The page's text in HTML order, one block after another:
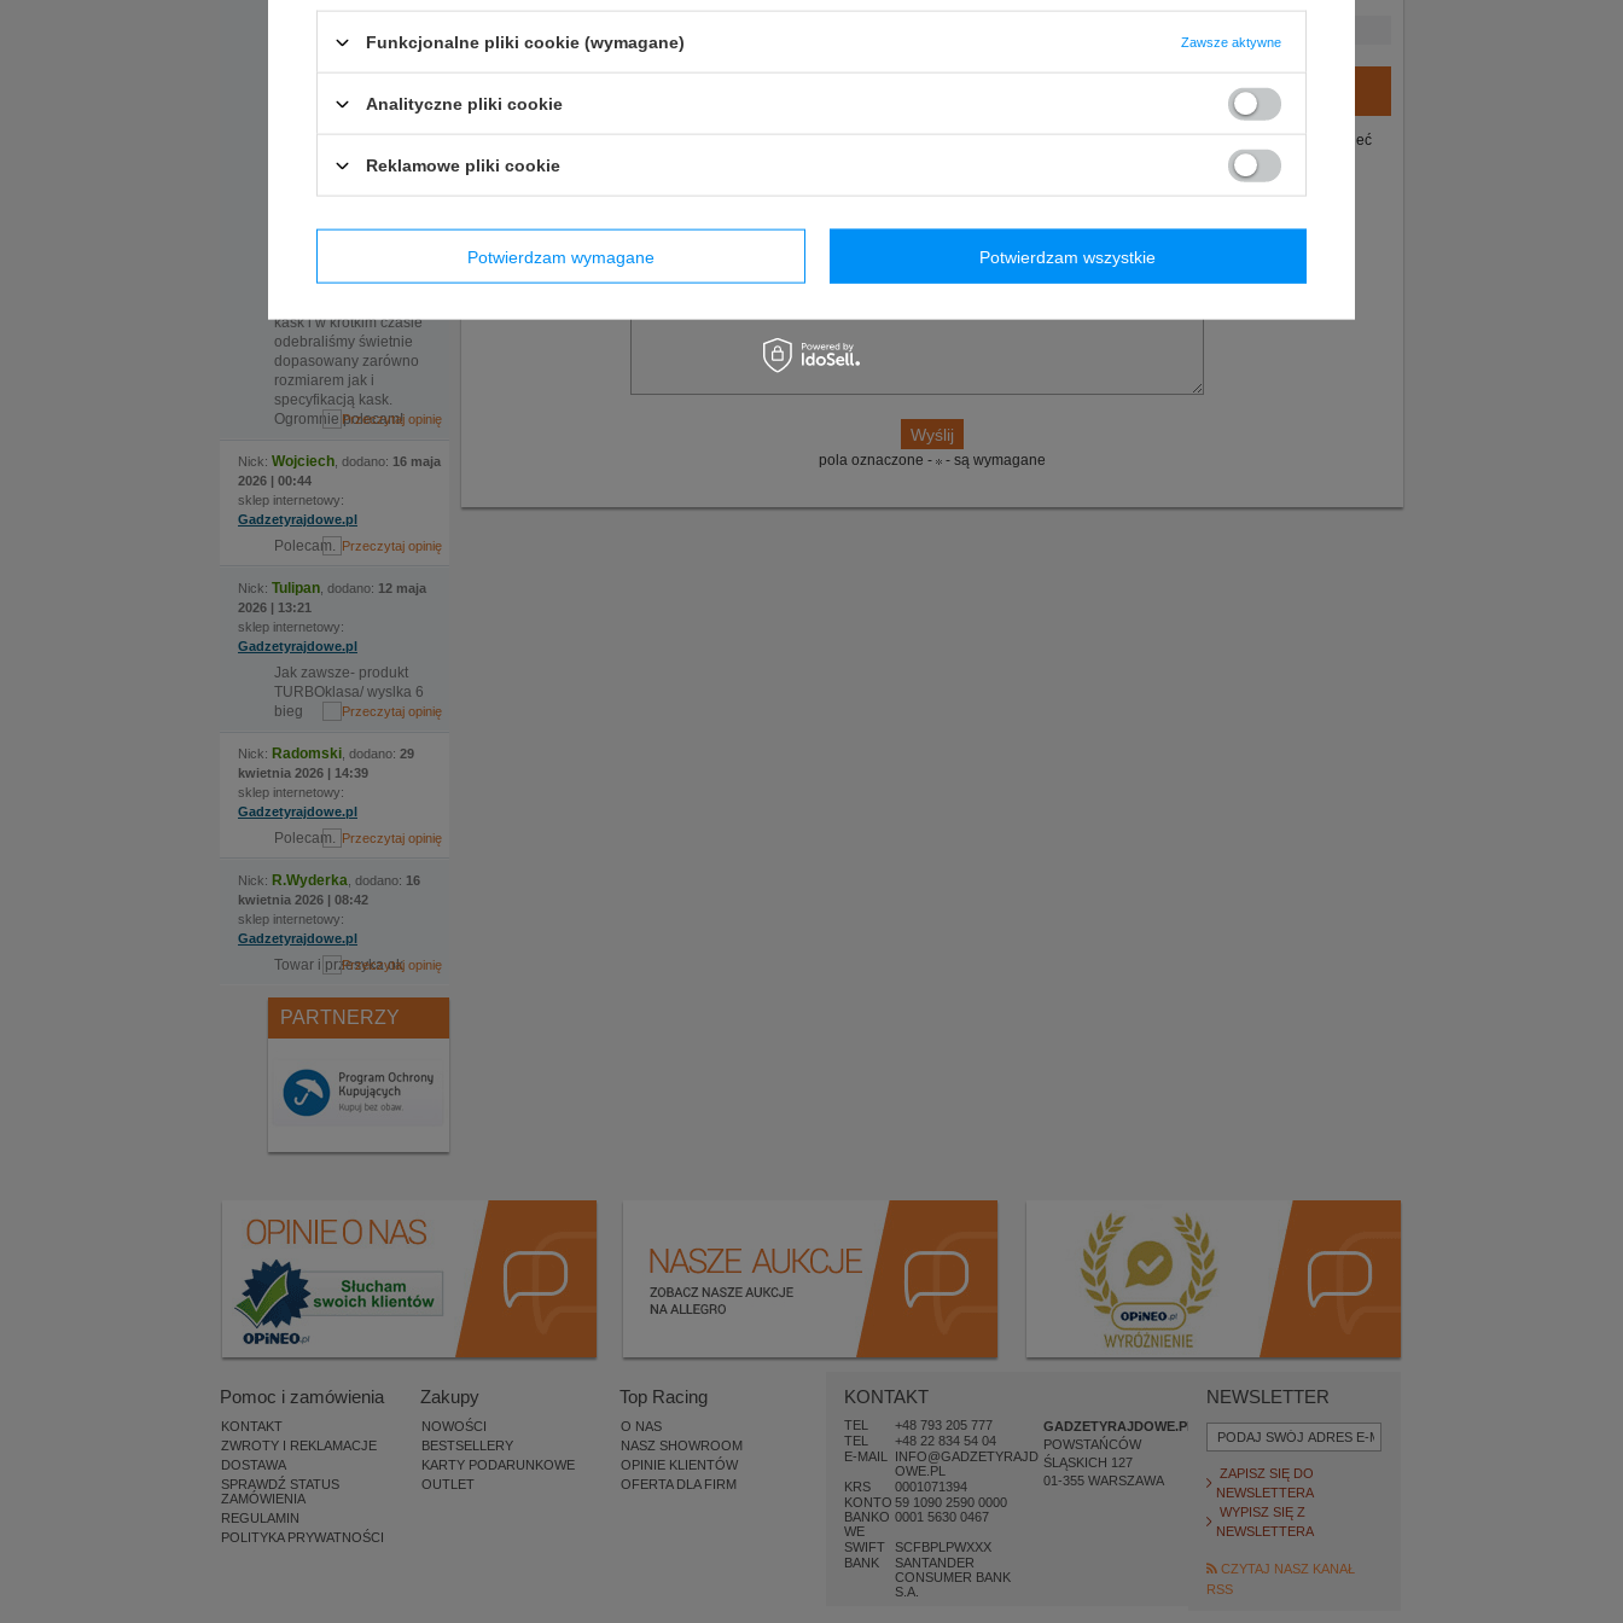
zasługuje bardzo
pomocna obsługa.
Ekspedientka sama
okazało się kluczowe.
dwóch rozmiarach, ale
zauważyła że certyfikat
zmiany modelu, po
kask i w krótkim czasie
odebraliśmy świetnie
dopasowany zarówno
rozmiarem jak i
specyfikacją kask.
Ogromnie polecam!
Nick: Wojciech , dodano: 16 maja
2026 | 00:44
sklep internetowy:
Gadzetyrajdowe.pl
Polecam.
Nick: Tulipan , dodano: 12 maja
2026 | 13:21
sklep internetowy:
Gadzetyrajdowe.pl
Jak zawsze- produkt
TURBOklasa/ wyslka 6
bieg
Nick: Radomski , dodano: 29
kwietnia 2026 | 14:39
sklep internetowy:
Gadzetyrajdowe.pl
Polecam.
Nick: R.Wyderka , dodano: 16
kwietnia 2026 | 08:42
sklep internetowy:
Gadzetyrajdowe.pl
Towar i przesyka ok
PARTNERZY
Opinie (0)
Jeżeli powyższy opis jest dla Ciebie niewystarczający, prześlij nam swoje pytanie odnośnie tego produktu. Postaramy się odpowiedzieć
tak szybko jak tylko będzie to możliwe.
Pytanie:
pola oznaczone - - są wymagane
Pomoc i zamówienia
KONTAKT
ZWROTY I REKLAMACJE
DOSTAWA
SPRAWDŹ STATUS
ZAMÓWIENIA
REGULAMIN
POLITYKA PRYWATNOŚCI
Zakupy
NOWOŚCI
BESTSELLERY
KARTY PODARUNKOWE
OUTLET
Top Racing
O NAS
NASZ SHOWROOM
OPINIE KLIENTÓW
OFERTA DLA FIRM
KONTAKT
TEL
+48 793 205 777
TEL
+48 22 834 54 04
E-MAIL
INFO@GADZETYRAJD
OWE.PL
KRS
0001071394
KONTO
BANKO
WE
59 1090 2590 0000
0001 5630 0467
SWIFT
SCFBPLPWXXX
BANK
SANTANDER
CONSUMER BANK
S.A.
GADZETYRAJDOWE.PL
POWSTAŃCÓW
ŚLĄSKICH 127
01-355 WARSZAWA
NEWSLETTER
ZAPISZ SIĘ DO
NEWSLETTERA
WYPISZ SIĘ Z
NEWSLETTERA
CZYTAJ NASZ KANAŁ
RSS
Funkcjonalne pliki cookie (wymagane) Zawsze aktywne
Analityczne pliki cookie
Reklamowe pliki cookie
Potwierdzam wymagane Potwierdzam wszystkie